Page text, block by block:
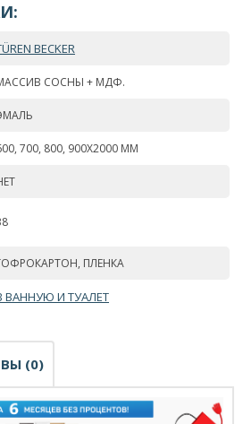
BECKER
СОСНЫ + МДФ.
700, 800, 900Х2000 ММ
ПЛЕНКА
ВАННУЮ И ТУАЛЕТ
(0)